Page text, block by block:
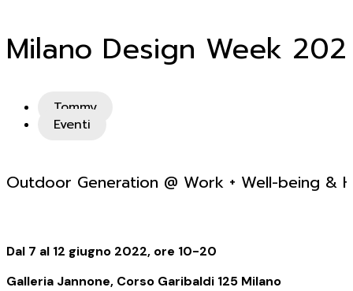
Milano Design Week
Tommy
Eventi
Outdoor Generation @ Work + Well-being &
Dal 7 al 12 giugno 2022, ore 10-20
Galleria Jannone, Corso Garibaldi 125 Milano